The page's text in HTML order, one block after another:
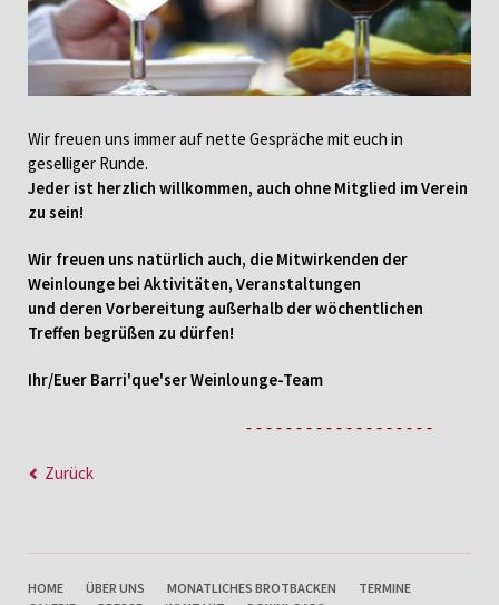
Wir freuen uns immer auf nette Gespräche mit euch in
geselliger Runde.
Jeder ist herzlich willkommen, auch ohne Mitglied im Verein
zu sein!
Wir freuen uns natürlich auch, die Mitwirkenden der
Weinlounge bei Aktivitäten, Veranstaltungen
und deren Vorbereitung außerhalb der wöchentlichen
Treffen begrüßen zu dürfen!
Ihr/Euer Barri'que'ser Weinlounge-Team
- - - - - - - - - - - - - - - - - - -
Zurück
NAVIGATION
HOME ÜBER UNS MONATLICHES BROTBACKEN
TERMINE